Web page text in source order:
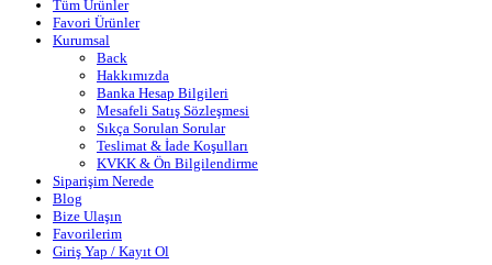
Tüm Ürünler
Favori Ürünler
Kurumsal
Back
Hakkımızda
Banka Hesap Bilgileri
Mesafeli Satış Sözleşmesi
Sıkça Sorulan Sorular
Teslimat & İade Koşulları
KVKK & Ön Bilgilendirme
Siparişim Nerede
Blog
Bize Ulaşın
Favorilerim
Giriş Yap / Kayıt Ol